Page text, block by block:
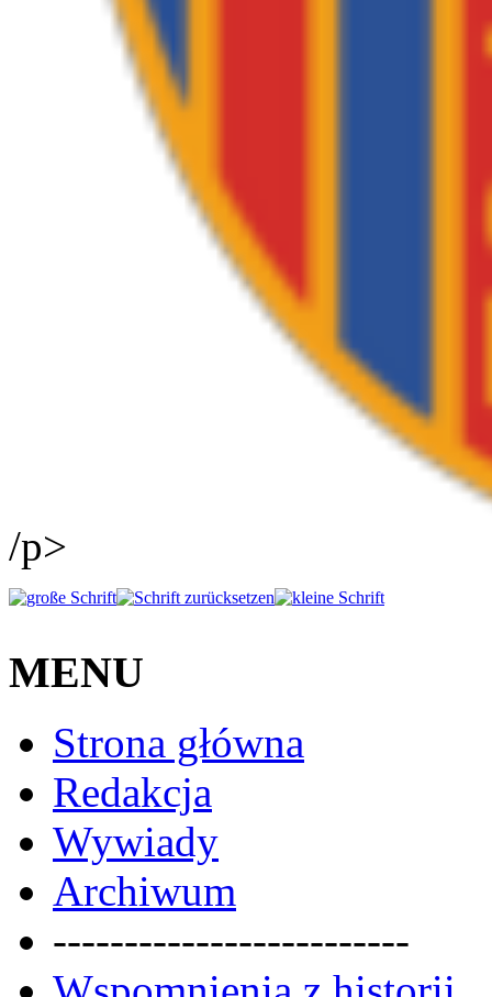
/p>
MENU
Strona główna
Redakcja
Wywiady
Archiwum
-------------------------